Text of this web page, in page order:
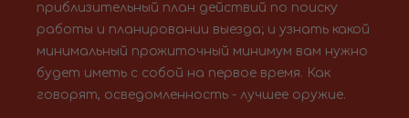
приблизительный план действий по поиску
работы и планировании выезда; и узнать какой
минимальный прожиточный минимум вам нужно
будет иметь с собой на первое время. Как
говорят, осведомленность - лучшее оружие.